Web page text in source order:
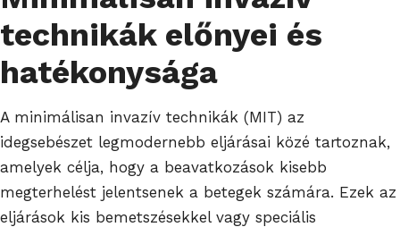
technikák előnyei és
hatékonysága
A minimálisan invazív technikák (MIT) az
idegsebészet legmodernebb eljárásai közé tartoznak,
amelyek célja, hogy a beavatkozások kisebb
megterhelést jelentsenek a betegek számára. Ezek az
eljárások kis bemetszésekkel vagy speciális